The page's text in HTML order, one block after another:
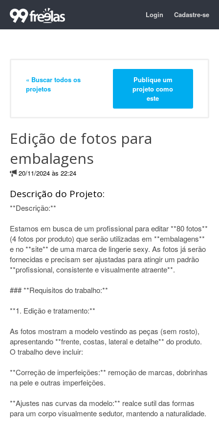
Login Cadastre-se
« Buscar todos os
projetos
Publique um
projeto como
este
Edição de fotos para
embalagens
20/11/2024 às 22:24
Descrição do Projeto:
**Descrição:**
Estamos em busca de um profissional para editar **80 fotos**
(4 fotos por produto) que serão utilizadas em **embalagens**
e no **site** de uma marca de lingerie sexy. As fotos já serão
fornecidas e precisam ser ajustadas para atingir um padrão
**profissional, consistente e visualmente atraente**.
### **Requisitos do trabalho:**
**1. Edição e tratamento:**
As fotos mostram a modelo vestindo as peças (sem rosto),
apresentando **frente, costas, lateral e detalhe** do produto.
O trabalho deve incluir:
**Correção de imperfeições:** remoção de marcas, dobrinhas
na pele e outras imperfeições.
**Ajustes nas curvas da modelo:** realce sutil das formas
para um corpo visualmente sedutor, mantendo a naturalidade.